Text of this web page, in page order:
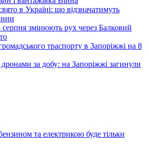
в Україні: що відзначатимуть
змінюють рух через Балковий
траспорту в Запоріжжі на 8
за добу: на Запоріжжі загинули
та електрикою буде тільки